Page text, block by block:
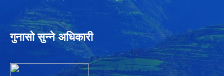
गुनासो सुन्ने अधिकारी